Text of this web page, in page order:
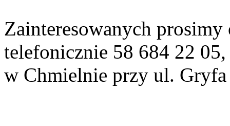
Zainteresowanych
telefonicznie 58 684 22
w Chmielnie przy ul.